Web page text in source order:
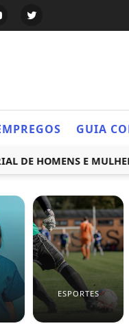
GUIA
HOMENS E MULHERES
ESPORTES